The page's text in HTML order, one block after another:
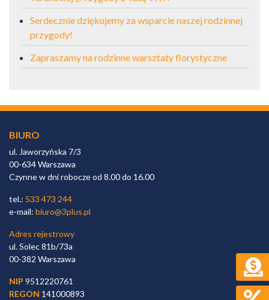
Serdecznie dziękujemy za wsparcie naszej rodzinnej
przygody!
Zapraszamy na rodzinne warsztaty florystyczne
BIURO
ul. Jaworzyńska 7/3
00-634 Warszawa
Czynne w dni robocze od 8.00 do 16.00
tel.: 533 473 244
e-mail: biuro@3plus.pl
Adres rejestrowy
ul. Solec 81b/73a
00-382 Warszawa
NIP 9512220761
REGON 141000893